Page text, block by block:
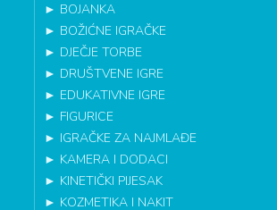
► BOJANKA
► BOŽIĆNE IGRAČKE
► DJEČJE TORBE
► DRUŠTVENE IGRE
► EDUKATIVNE IGRE
► FIGURICE
► IGRAČKE ZA NAJMLAĐE
► KAMERA I DODACI
► KINETIČKI PIJESAK
► KOZMETIKA I NAKIT